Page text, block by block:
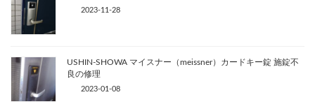
2023-11-28
USHIN-SHOWA マイスナー（meissner）カードキー錠 施錠不
良の修理
2023-01-08